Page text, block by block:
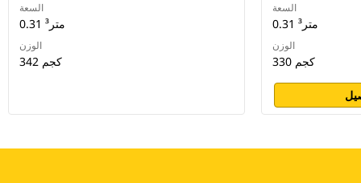
السعة
0.31 متر³
الوزن
342 كجم
السعة
0.31 متر³
الوزن
330 كجم